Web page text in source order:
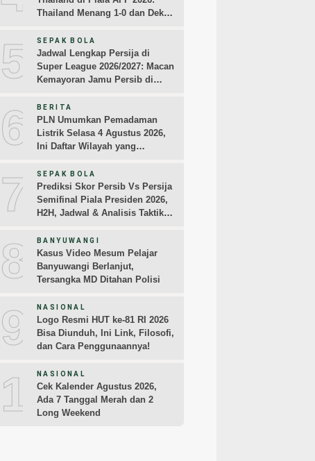
Thailand Menang 1-0 dan Dekati
5 SEPAK BOLA
Jadwal Lengkap Persija di
Super League 2026/2027: Macan
Kemayoran Jamu Persib di
6 BERITA
PLN Umumkan Pemadaman
Listrik Selasa 4 Agustus 2026,
Ini Daftar Wilayah yang
7 SEPAK BOLA
Prediksi Skor Persib Vs Persija
Semifinal Piala Presiden 2026,
H2H, Jadwal & Analisis Taktik
8 BANYUWANGI
Kasus Video Mesum Pelajar
Banyuwangi Berlanjut,
Tersangka MD Ditahan Polisi
9 NASIONAL
Logo Resmi HUT ke-81 RI 2026
Bisa Diunduh, Ini Link, Filosofi,
dan Cara Penggunaannya!
10NASIONAL
Cek Kalender Agustus 2026,
Ada 7 Tanggal Merah dan 2
Long Weekend